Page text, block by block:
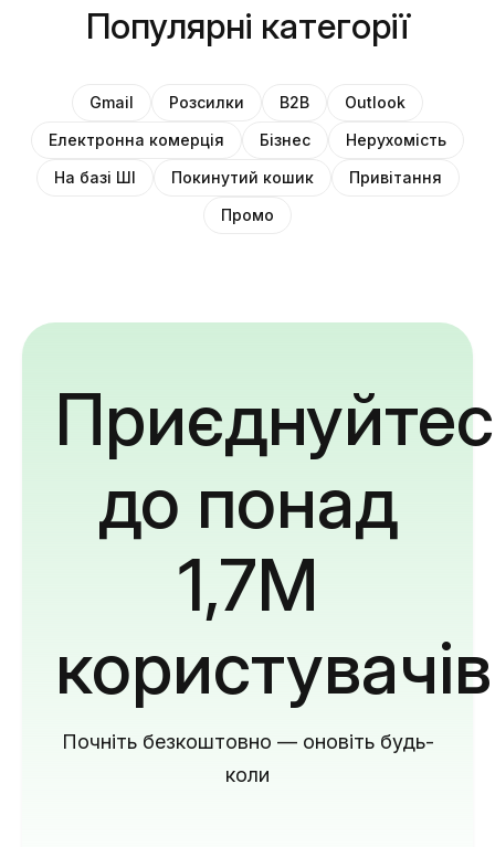
Популярні категорії
Gmail Розсилки B2B
Outlook
Електронна комерція
Бізнес
Нерухомість
На базі ШІ
Покинутий кошик
Привітання
Промо
до понад
1,7M
користувачів
Почніть безкоштовно — оновіть будь-
коли